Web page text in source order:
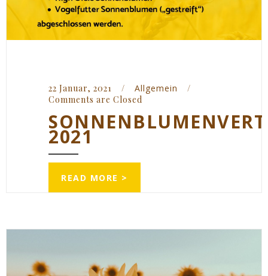
22 Januar, 2021 / Allgemein
/
Comments are Closed
2021
READ MORE >